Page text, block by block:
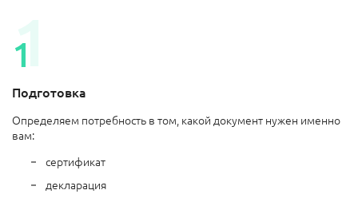
Подготовка
Определяем потребность в том, какой документ нужен именно
вам:
сертификат
декларация